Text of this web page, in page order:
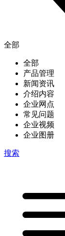
全部
全部
产品管理
新闻资讯
介绍内容
企业网点
常见问题
企业视频
企业图册
搜索